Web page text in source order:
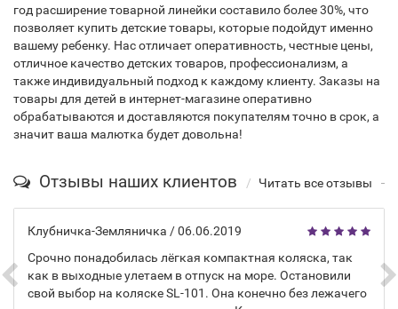
год расширение товарной линейки составило более 30%, что
позволяет купить детские товары, которые подойдут именно
вашему ребенку. Нас отличает оперативность, честные цены,
отличное качество детских товаров, профессионализм, а
также индивидуальный подход к каждому клиенту. Заказы на
товары для детей в интернет-магазине оперативно
обрабатываются и доставляются покупателям точно в срок, а
значит ваша малютка будет довольна!
Отзывы наших клиентов Читать все отзывы
Клубничка-Земляничка / 06.06.2019
Срочно понадобилась лёгкая компактная коляска, так
как в выходные улетаем в отпуск на море. Остановили
свой выбор на коляске SL-101. Она конечно без лежачего